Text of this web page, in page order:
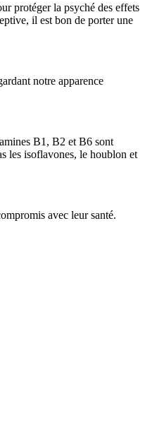
protéger la psyché des effets
il est bon de porter une
notre apparence
B1, B2 et B6 sont
les isoflavones, le houblon et
avec leur santé.